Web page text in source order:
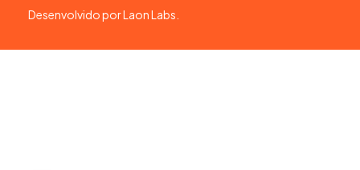
Desenvolvido porLaon Labs